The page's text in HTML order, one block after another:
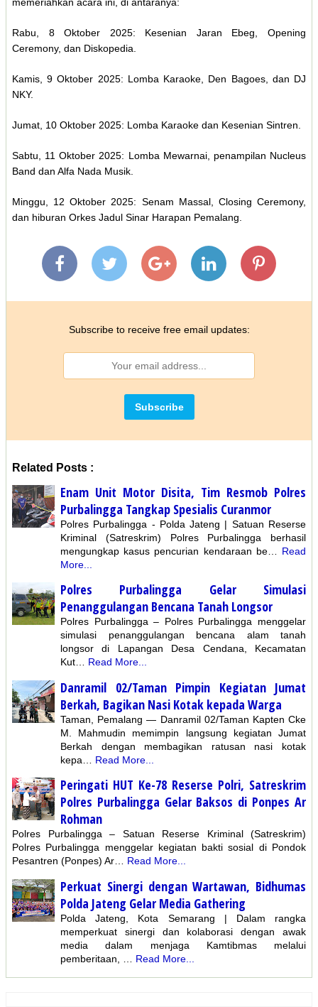
Rabu, 8 Oktober 2025: Kesenian Jaran Ebeg, Opening
Ceremony, dan Diskopedia.
Kamis, 9 Oktober 2025: Lomba Karaoke, Den Bagoes, dan DJ
NKY.
Jumat, 10 Oktober 2025: Lomba Karaoke dan Kesenian Sintren.
Sabtu, 11 Oktober 2025: Lomba Mewarnai, penampilan Nucleus
Band dan Alfa Nada Musik.
Minggu, 12 Oktober 2025: Senam Massal, Closing Ceremony,
dan hiburan Orkes Jadul Sinar Harapan Pemalang.
Subscribe to receive free email updates:
Related Posts :
Enam Unit Motor Disita, Tim Resmob Polres
Purbalingga Tangkap Spesialis Curanmor
Polres Purbalingga - Polda Jateng | Satuan Reserse
Kriminal (Satreskrim) Polres Purbalingga berhasil
mengungkap kasus pencurian kendaraan be…
Read
More...
Polres Purbalingga Gelar Simulasi
Penanggulangan Bencana Tanah Longsor
Polres Purbalingga – Polres Purbalingga menggelar
simulasi penanggulangan bencana alam tanah
longsor di Lapangan Desa Cendana, Kecamatan
Kut… Read More...
Danramil 02/Taman Pimpin Kegiatan Jumat
Berkah, Bagikan Nasi Kotak kepada Warga
Taman, Pemalang — Danramil 02/Taman Kapten Cke
M. Mahmudin memimpin langsung kegiatan Jumat
Berkah dengan membagikan ratusan nasi kotak
kepa…
Read More...
Peringati HUT Ke-78 Reserse Polri, Satreskrim
Polres Purbalingga Gelar Baksos di Ponpes Ar
Rohman
Polres Purbalingga – Satuan Reserse Kriminal (Satreskrim)
Polres Purbalingga menggelar kegiatan bakti sosial di Pondok
Pesantren (Ponpes) Ar… Read More...
Perkuat Sinergi dengan Wartawan, Bidhumas
Polda Jateng Gelar Media Gathering
Polda Jateng, Kota Semarang | Dalam rangka
memperkuat sinergi dan kolaborasi dengan awak
media dalam menjaga Kamtibmas melalui
pemberitaan, …
Read More...